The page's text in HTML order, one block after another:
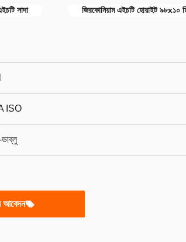
সাদা জিরকোনিয়াম এইচটি হোয়াইট ৯৮x১০
ISO
আবেদন